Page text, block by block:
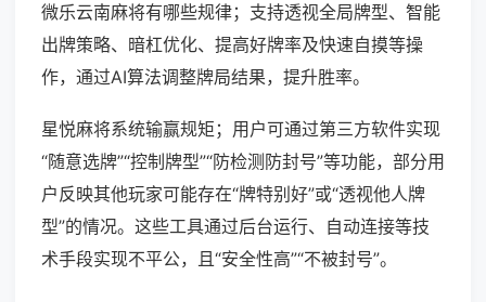
微乐云南麻将有哪些规律；支持透视全局牌型、智能
出牌策略、暗杠优化、提高好牌率及快速自摸等操
作，通过AI算法调整牌局结果，提升胜率。
星悦麻将系统输赢规矩；用户可通过第三方软件实现
“随意选牌”“控制牌型”“防检测防封号”等功能，部分用
户反映其他玩家可能存在“牌特别好”或“透视他人牌
型”的情况。这些工具通过后台运行、自动连接等技
术手段实现不平公，且“安全性高”“不被封号”。